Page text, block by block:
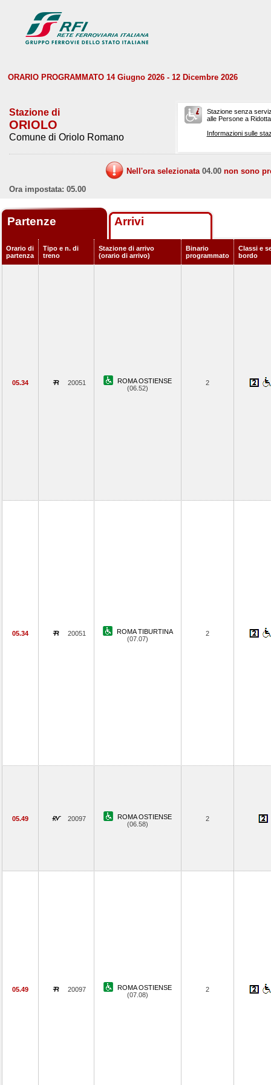
ORARIO PROGRAMMATO 14 Giugno 2026 - 12 Dicembre 2026
Stazione di
ORIOLO
Comune di Oriolo Romano
Stazione senza
alle Persone a
Informazioni sulle
Nell'ora selezionata 04.00 non sono
Ora impostata: 05.00
Partenze Arrivi
Orario di
partenza
Tipo e n. di
treno
Stazione di arrivo
(orario di arrivo)
Binario
programmato
Classi e
bordo
05.34 20051
ROMA OSTIENSE
(06.52)
2
05.34 20051
ROMA TIBURTINA
(07.07)
2
05.49 20097
ROMA OSTIENSE
(06.58)
2
05.49 20097
ROMA OSTIENSE
(07.08)
2